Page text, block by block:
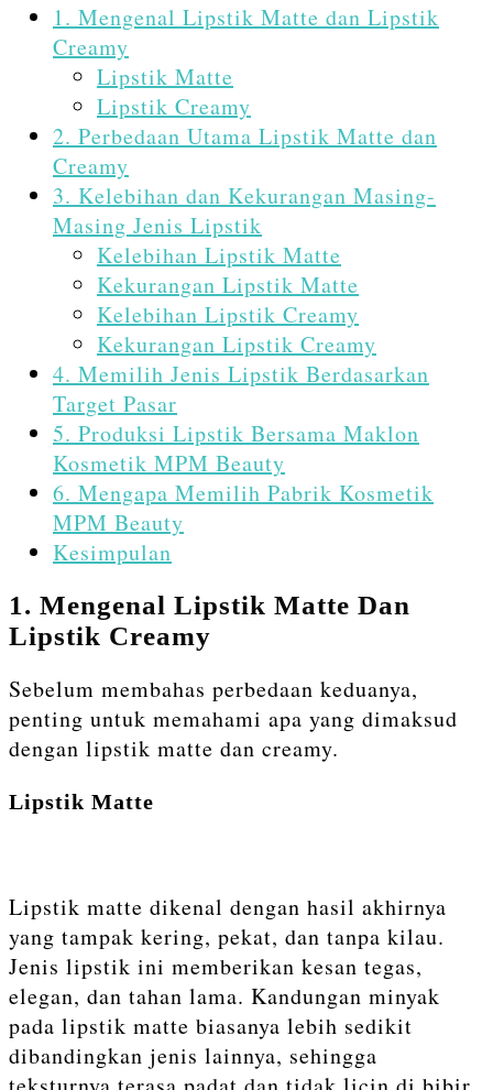
1. Mengenal Lipstik Matte dan Lipstik
Creamy
Lipstik Matte
Lipstik Creamy
2. Perbedaan Utama Lipstik Matte dan
Creamy
3. Kelebihan dan Kekurangan Masing-
Masing Jenis Lipstik
Kelebihan Lipstik Matte
Kekurangan Lipstik Matte
Kelebihan Lipstik Creamy
Kekurangan Lipstik Creamy
4. Memilih Jenis Lipstik Berdasarkan
Target Pasar
5. Produksi Lipstik Bersama Maklon
Kosmetik MPM Beauty
6. Mengapa Memilih Pabrik Kosmetik
MPM Beauty
Kesimpulan
1. Mengenal Lipstik Matte Dan
Lipstik Creamy
Sebelum membahas perbedaan keduanya,
penting untuk memahami apa yang dimaksud
dengan lipstik matte dan creamy.
Lipstik Matte
Lipstik matte dikenal dengan hasil akhirnya
yang tampak kering, pekat, dan tanpa kilau.
Jenis lipstik ini memberikan kesan tegas,
elegan, dan tahan lama. Kandungan minyak
pada lipstik matte biasanya lebih sedikit
dibandingkan jenis lainnya, sehingga